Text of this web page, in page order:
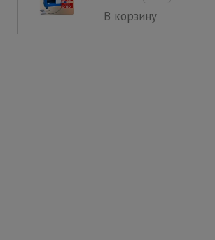
В корзину